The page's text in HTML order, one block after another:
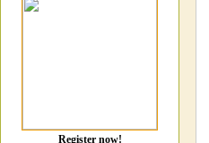
Register now!